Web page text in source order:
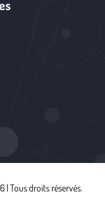
| Tous droits réservés.